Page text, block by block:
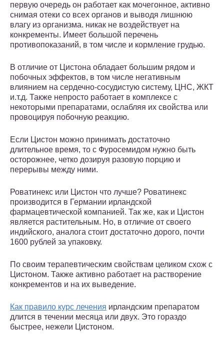
первую очередь он работает как мочегонное, активно
снимая отеки со всех органов и выводя лишнюю
влагу из организма. никак не воздействует на
конкременты. Имеет большой перечень
противопоказаний, в том числе и кормление грудью.
В отличие от Цистона обладает большим рядом и
побочных эффектов, в том числе негативным
влиянием на сердечно-сосудистую систему, ЦНС, ЖКТ
и.т.д. Также непросто работает в комплексе с
некоторыми препаратами, ослабляя их свойства или
провоцируя побочную реакцию.
Если Цистон можно принимать достаточно
длительное время, то с Фуросемидом нужно быть
осторожнее, четко дозируя разовую порцию и
перерывы между ними.
Роватинекс или Цистон что лучше? Роватинекс
производится в Германии ирландской
фармацевтической компанией. Так же, как и Цистон
является растительным. Но, в отличие от своего
индийского, аналога стоит достаточно дорого, почти
1600 рублей за упаковку.
По своим терапевтическим свойствам целиком схож с
Цистоном. Также активно работает на растворение
конкрементов и на их выведение.
Как правило курс лечения ирландским препаратом
длится в течении месяца или двух. Это гораздо
быстрее, нежели Цистоном.